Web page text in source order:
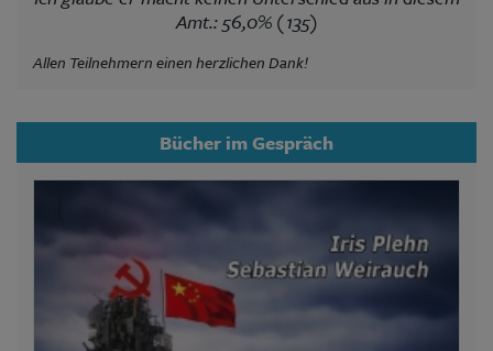
Amt.: 56,0% (135)
Allen Teilnehmern einen herzlichen Dank!
Bücher im Gespräch